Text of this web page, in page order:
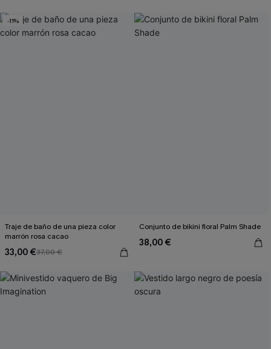
-11%
Traje de baño de una pieza color
marrón rosa cacao
33,00 €37,00 €
Conjunto de bikini floral Palm Shade
38,00 €